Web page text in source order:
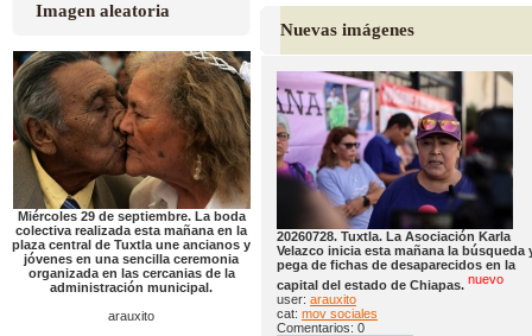
Imagen aleatoria
Miércoles 29 de septiembre. La boda
colectiva realizada esta mañana en la
plaza central de Tuxtla une ancianos y
jóvenes en una sencilla ceremonia
organizada en las cercanias de la
administración municipal.
arauxito
Nuevas imágenes
20260728. Tuxtla. La Asociación Karla
Velazco inicia esta mañana la búsqueda
pega de fichas de desaparecidos en la
capital del estado de Chiapas. nuevo
user: arauxito
cat: mov sociales
Comentarios: 0